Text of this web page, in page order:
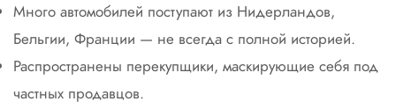
Много автомобилей поступают из Нидерландов,
Бельгии, Франции — не всегда с полной историей.
Распространены перекупщики, маскирующие себя под
частных продавцов.